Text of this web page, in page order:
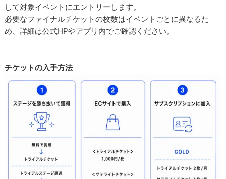
して対象イベントにエントリーします。
必要なファイナルチケットの枚数はイベントごとに異なるた
め、詳細は公式HPやアプリ内でご確認ください。
チケットの入手方法